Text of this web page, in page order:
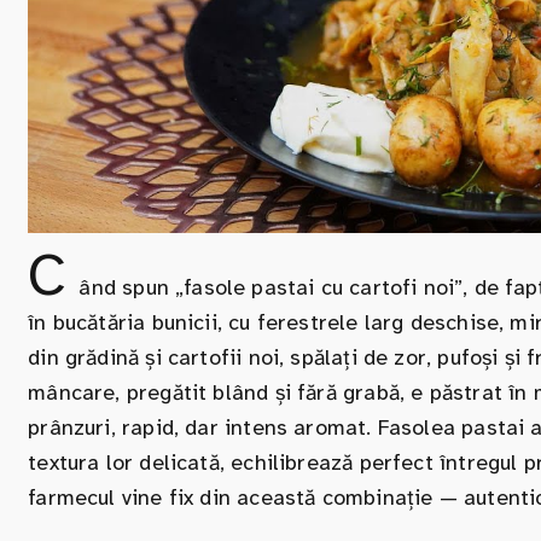
C ând spun „fasole pastai cu cartofi noi”, de
în bucătăria bunicii, cu ferestrele larg deschise,
din grădină și cartofii noi, spălați de zor, pufoși și
mâncare, pregătit blând și fără grabă, e păstrat
prânzuri, rapid, dar intens aromat. Fasolea pastai
textura lor delicată, echilibrează perfect întregul
farmecul vine fix din această combinație —